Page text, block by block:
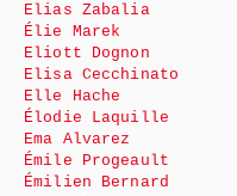
Elias Zabalia
Élie Marek
Eliott Dognon
Elisa Cecchinato
Elle Hache
Élodie Laquille
Ema Alvarez
Émile Progeault
Émilien Bernard